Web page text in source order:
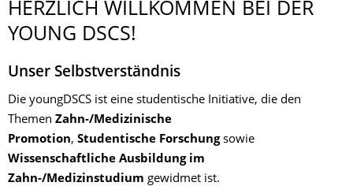
HERZLICH WILLKOMMEN BEI DER
YOUNG DSCS!
Unser Selbstverständnis
Die youngDSCS ist eine studentische Initiative, die den
Themen Zahn-/Medizinische
Promotion, Studentische Forschungsowie
Wissenschaftliche Ausbildung im
Zahn-/Medizinstudium gewidmet ist.